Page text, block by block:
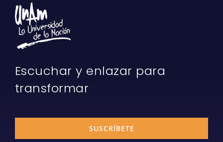
Escuchar y enlazar para
transformar
SUSCRÍBETE